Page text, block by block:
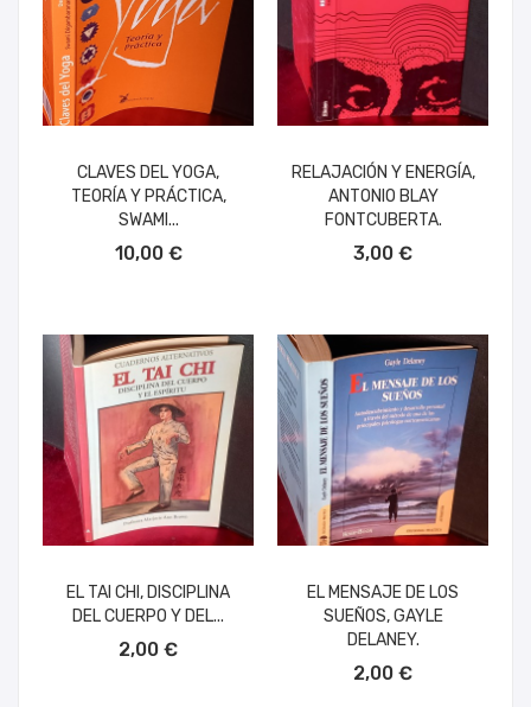
CLAVES DEL YOGA,
TEORÍA Y PRÁCTICA,
SWAMI...
10,00 €
RELAJACIÓN Y ENERGÍA,
ANTONIO BLAY
FONTCUBERTA.
3,00 €
EL TAI CHI, DISCIPLINA
DEL CUERPO Y DEL...
2,00 €
EL MENSAJE DE LOS
SUEÑOS, GAYLE
DELANEY.
2,00 €